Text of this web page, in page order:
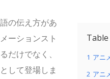
1 アニ
2 アニ
の伝え方があ
ーションスト
だけでなく、
して登場しま